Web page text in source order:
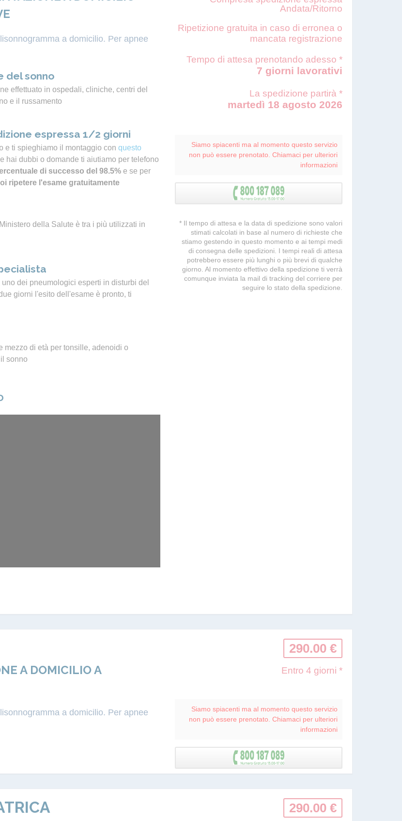
a domicilio. Per apnee
del sonno
effettuato in ospedali, cliniche, centri del
e il russamento
espressa 1/2 giorni
e ti spieghiamo il montaggio con questo
hai dubbi o domande ti aiutiamo per telefono
di successo del 98.5% e se per
ripetere l'esame gratuitamente
della Salute è tra i più utilizzati in
dei pneumologici esperti in disturbi del
giorni l'esito dell'esame è pronto, ti
mezzo di età per tonsille, adenoidi o
sonno
Andata/Ritorno
Ripetizione gratuita in caso di erronea o
mancata registrazione
Tempo di attesa prenotando adesso *
7 giorni lavorativi
La spedizione partirà *
martedì 18 agosto 2026
Siamo spiacenti ma al momento questo servizio
non può essere prenotato. Chiamaci per ulteriori
informazioni
* Il tempo di attesa e la data di spedizione sono valori
stimati calcolati in base al numero di richieste che
stiamo gestendo in questo momento e ai tempi medi
di consegna delle spedizioni. I tempi reali di attesa
potrebbero essere più lunghi o più brevi di qualche
giorno. Al momento effettivo della spedizione ti verrà
comunque inviata la mail di tracking del corriere per
seguire lo stato della spedizione.
A DOMICILIO A
a domicilio. Per apnee
290.00 €
Entro 4 giorni *
Siamo spiacenti ma al momento questo servizio
non può essere prenotato. Chiamaci per ulteriori
informazioni
290.00 €